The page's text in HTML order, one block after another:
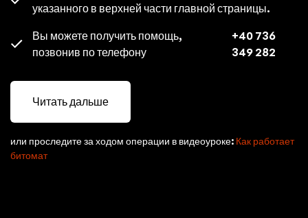
указанного в верхней части главной страницы.
Вы можете получить помощь,
позвонив по телефону
+40 736
349 282
Читать дальше
или проследите за ходом операции в видеоуроке: Как работает
битомат